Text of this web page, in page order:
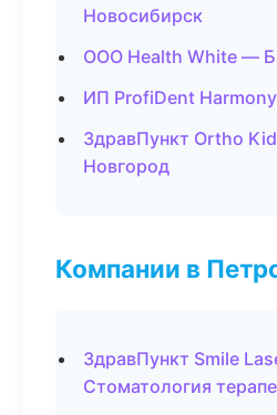
Новосибирск
ООО Health White —
ИП ProfiDent
ЗдравПункт Ortho
Новгород
Компании в
ЗдравПункт Smile
Стоматология